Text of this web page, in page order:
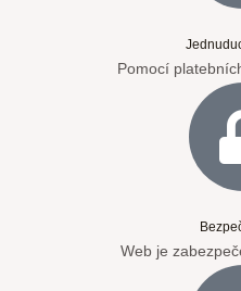
Pomocí
Web je